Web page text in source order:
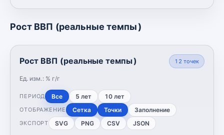
Рост ВВП (реальные темпы)
Рост ВВП (реальные темпы)
Ед. изм.: % г/г
12 точек
ПЕРИОД Все 5 лет 10 лет
ОТОБРАЖЕНИЕ Сетка Точки Заполнение
ЭКСПОРТ SVG PNG CSV JSON